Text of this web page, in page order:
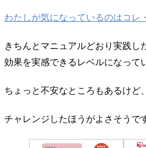
わたしが気になっているのはコレ
きちんとマニュアルどおり実践し
効果を実感できるレベルになって
ちょっと不安なところもあるけど、
チャレンジしたほうがよさそうで